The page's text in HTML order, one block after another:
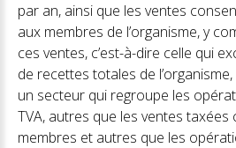
par an, ainsi que les ventes
aux membres de l’organisme, y
ces ventes, c’est-à-dire celle qui
de recettes totales de l’organisme,
un secteur qui regroupe les
TVA, autres que les ventes
membres et autres que les